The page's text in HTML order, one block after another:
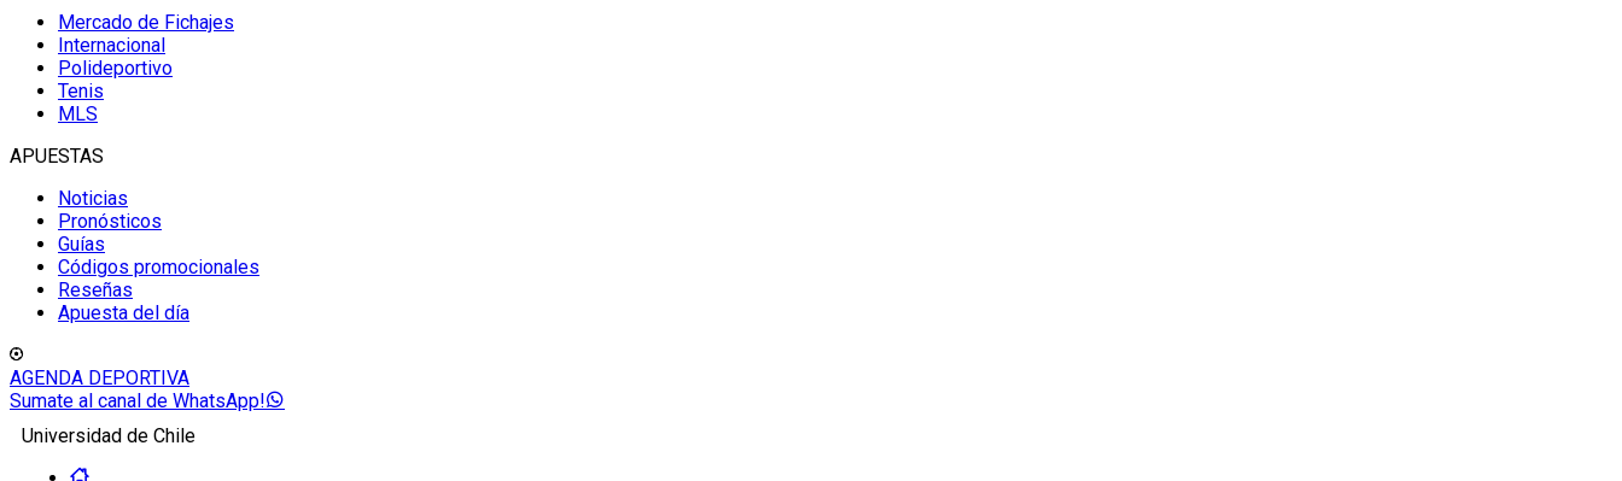
Mercado de Fichajes
Internacional
Polideportivo
Tenis
MLS
APUESTAS
Noticias
Pronósticos
Guías
Códigos promocionales
Reseñas
Apuesta del día
AGENDA DEPORTIVA
Sumate al canal de WhatsApp!
Universidad de Chile